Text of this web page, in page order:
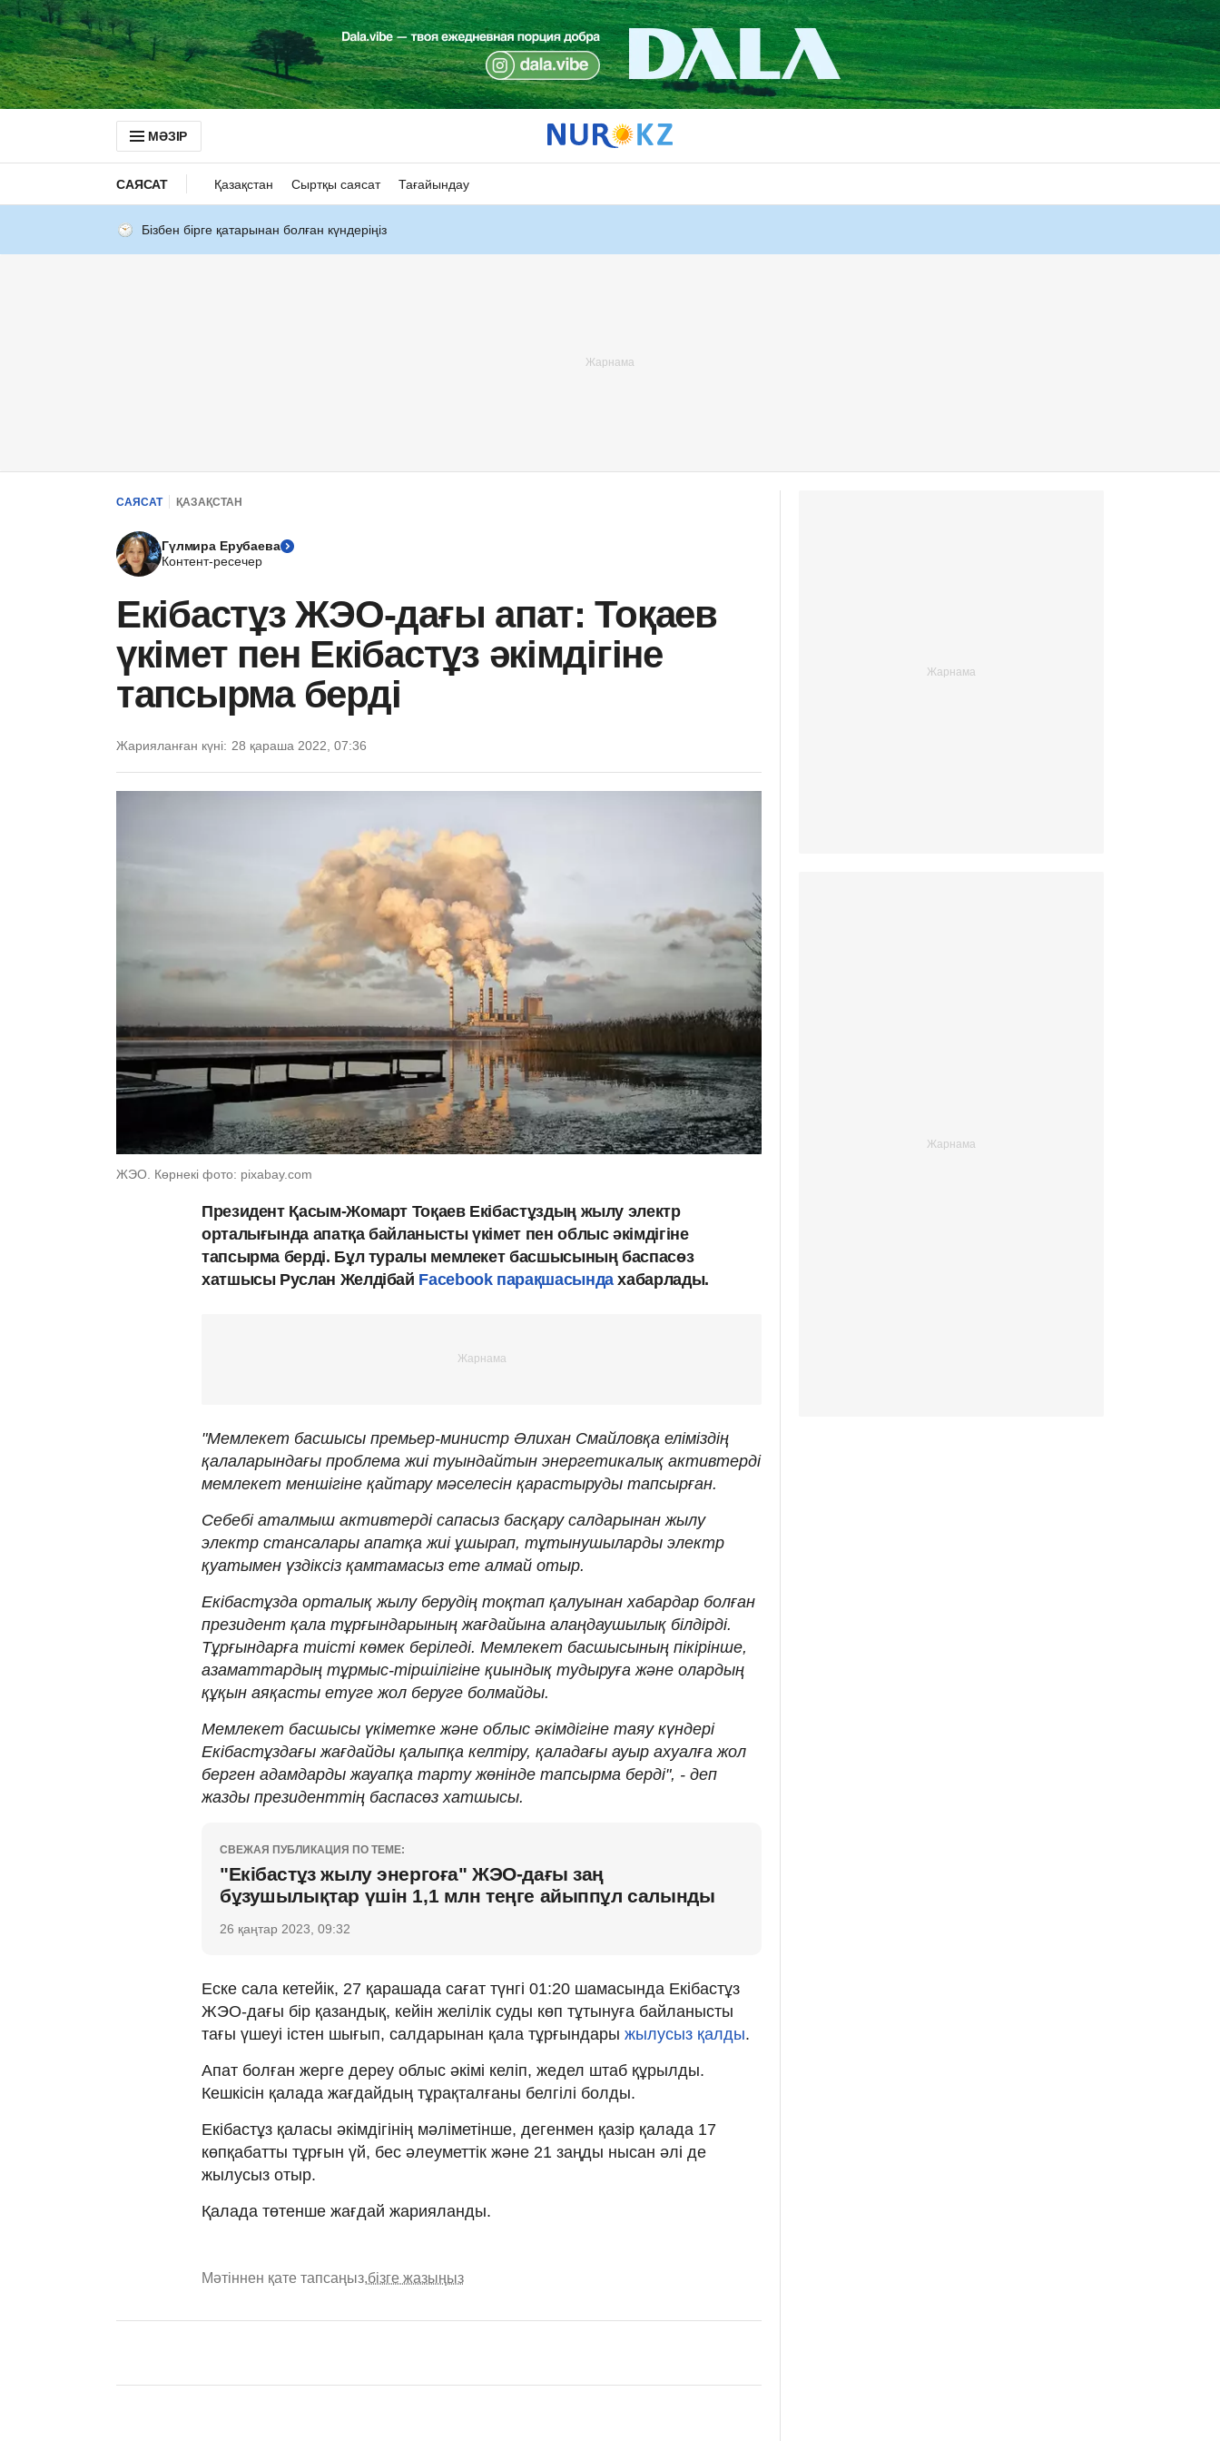
МӘЗІР
САЯСАТ Қазақстан Сыртқы саясат Тағайындау
Бізбен бірге қатарынан болған күндеріңіз
САЯСАТ ҚАЗАҚСТАН
Гүлмира Ерубаева
Контент-ресечер
Екібастұз ЖЭО-дағы апат: Тоқаев
үкімет пен Екібастұз әкімдігіне
тапсырма берді
Жарияланған күні: 28 қараша 2022, 07:36
ЖЭО. Көрнекі фото: pixabay.com
Президент Қасым-Жомарт Тоқаев Екібастұздың жылу электр
орталығында апатқа байланысты үкімет пен облыс әкімдігіне
тапсырма берді. Бұл туралы мемлекет басшысының баспасөз
хатшысы Руслан Желдібай Facebook парақшасындахабарлады.
"Мемлекет басшысы премьер-министр Әлихан Смайловқа еліміздің
қалаларындағы проблема жиі туындайтын энергетикалық активтерді
мемлекет меншігіне қайтару мәселесін қарастыруды тапсырған.
Себебі аталмыш активтерді сапасыз басқару салдарынан жылу
электр стансалары апатқа жиі ұшырап, тұтынушыларды электр
қуатымен үздіксіз қамтамасыз ете алмай отыр.
Екібастұзда орталық жылу берудің тоқтап қалуынан хабардар болған
президент қала тұрғындарының жағдайына алаңдаушылық білдірді.
Тұрғындарға тиісті көмек беріледі. Мемлекет басшысының пікірінше,
азаматтардың тұрмыс-тіршілігіне қиындық тудыруға және олардың
құқын аяқасты етуге жол беруге болмайды.
Мемлекет басшысы үкіметке және облыс әкімдігіне таяу күндері
Екібастұздағы жағдайды қалыпқа келтіру, қаладағы ауыр ахуалға жол
берген адамдарды жауапқа тарту жөнінде тапсырма берді", - деп
жазды президенттің баспасөз хатшысы.
СВЕЖАЯ ПУБЛИКАЦИЯ ПО ТЕМЕ:
"Екібастұз жылу энергоға" ЖЭО-дағы заң
бұзушылықтар үшін 1,1 млн теңге айыппұл салынды
26 қаңтар 2023, 09:32
Еске сала кетейік, 27 қарашада сағат түнгі 01:20 шамасында Екібастұз
ЖЭО-дағы бір қазандық, кейін желілік суды көп тұтынуға байланысты
тағы үшеуі істен шығып, салдарынан қала тұрғындары жылусыз қалды.
Апат болған жерге дереу облыс әкімі келіп, жедел штаб құрылды.
Кешкісін қалада жағдайдың тұрақталғаны белгілі болды.
Екібастұз қаласы әкімдігінің мәліметінше, дегенмен қазір қалада 17
көпқабатты тұрғын үй, бес әлеуметтік және 21 заңды нысан әлі де
жылусыз отыр.
Қалада төтенше жағдай жарияланды.
Мәтіннен қате тапсаңыз,бізге жазыңыз